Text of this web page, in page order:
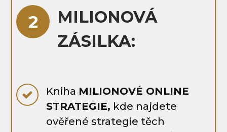
2
MILIONOVÁ
ZÁSILKA:
Kniha MILIONOVÉ ONLINE
STRATEGIE, kde najdete
ověřené strategie těch